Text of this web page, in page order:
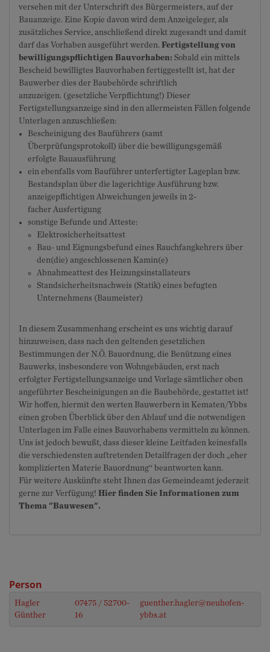
versehen mit der Unterschrift des Bürgermeisters, auf der
Bauanzeige. Eine Kopie davon wird dem Anzeigeleger, als
zusätzliches Service, anschließend direkt zugesandt und damit
darf das Vorhaben ausgeführt werden. Fertigstellung von
bewilligungspflichtigen Bauvorhaben: Sobald ein mittels
Bescheid bewilligtes Bauvorhaben fertiggestellt ist, hat der
Bauwerber dies der Baubehörde schriftlich
anzuzeigen. (gesetzliche Verpflichtung!) Dieser
Fertigstellungsanzeige sind in den allermeisten Fällen folgende
Unterlagen anzuschließen:
Bescheinigung des Bauführers (samt
Überprüfungsprotokoll) über die bewilligungsgemäß
erfolgte Bauausführung
ein ebenfalls vom Bauführer unterfertigter Lageplan bzw.
Bestandsplan über die lagerichtige Ausführung bzw.
anzeigepflichtigen Abweichungen jeweils in 2-
facher Ausfertigung
sonstige Befunde und Atteste:
Elektrosicherheitsattest
Bau- und Eignungsbefund eines Rauchfangkehrers über
den(die) angeschlossenen Kamin(e)
Abnahmeattest des Heizungsinstallateurs
Standsicherheitsnachweis (Statik) eines befugten
Unternehmens (Baumeister)
In diesem Zusammenhang erscheint es uns wichtig darauf
hinzuweisen, dass nach den geltenden gesetzlichen
Bestimmungen der N.Ö. Bauordnung, die Benützung eines
Bauwerks, insbesondere von Wohngebäuden, erst nach
erfolgter Fertigstellungsanzeige und Vorlage sämtlicher oben
angeführter Bescheinigungen an die Baubehörde, gestattet ist!
Wir hoffen, hiermit den werten Bauwerbern in Kematen/Ybbs
einen groben Überblick über den Ablauf und die notwendigen
Unterlagen im Falle eines Bauvorhabens vermitteln zu können.
Uns ist jedoch bewußt, dass dieser kleine Leitfaden keinesfalls
die verschiedensten auftretenden Detailfragen der doch „eher
komplizierten Materie Bauordnung“ beantworten kann.
Für weitere Auskünfte steht Ihnen das Gemeindeamt jederzeit
gerne zur Verfügung! Hier finden Sie Informationen zum
Thema "Bauwesen".
Person
Hagler
Günther
07475 / 52700-
16
guenther.hagler@neuhofen-
ybbs.at